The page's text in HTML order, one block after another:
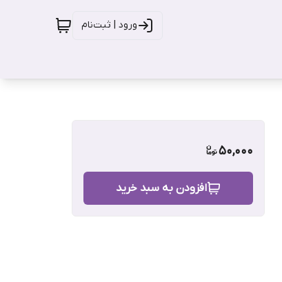
ورود | ثبت‌نام
50,000
افزودن به سبد خرید